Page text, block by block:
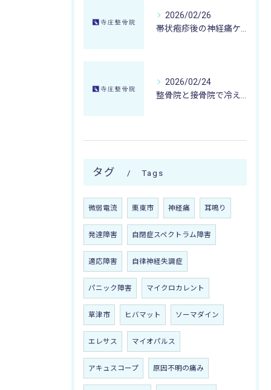
2026/02/26
2026/02/24
タグ Tags
微弱電流 栗東市 神経痛 耳鳴り
発達障害 自閉症スペクトラム障害
適応障害 自律神経失調症
パニック障害 マイクロカレント
草津市 ヒバマット ソーマダイン
エレサス マイオパルス
アキュスコープ 原因不明の痛み